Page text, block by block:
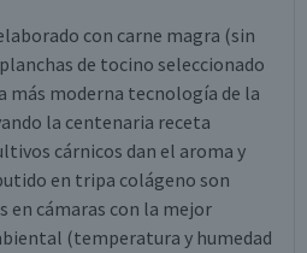
con carne magra (sin
de tocino seleccionado
más moderna tecnología de la
la centenaria receta
cárnicos dan el aroma y
en tripa colágeno son
en cámaras con la mejor
(temperatura y humedad